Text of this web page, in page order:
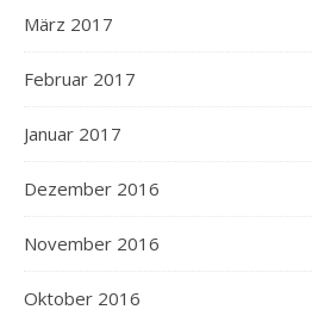
März 2017
Februar 2017
Januar 2017
Dezember 2016
November 2016
Oktober 2016